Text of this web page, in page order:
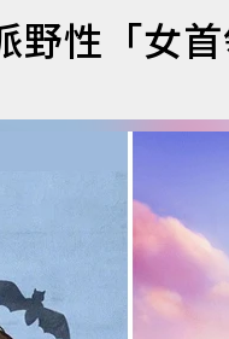
野性「女